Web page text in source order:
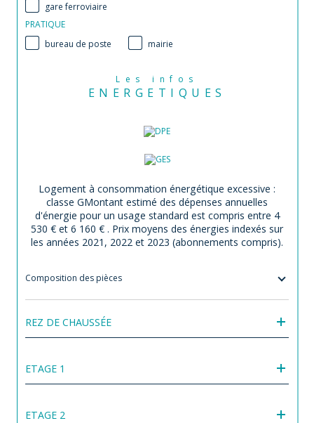
gare ferroviaire
PRATIQUE
bureau de poste
mairie
Les infos
ENERGETIQUES
Logement à consommation énergétique excessive :
classe GMontant estimé des dépenses annuelles
d'énergie pour un usage standard est compris entre 4
530 € et 6 160 € . Prix moyens des énergies indexés sur
les années 2021, 2022 et 2023 (abonnements compris).
Composition des pièces
REZ DE CHAUSSÉE
ETAGE 1
ETAGE 2